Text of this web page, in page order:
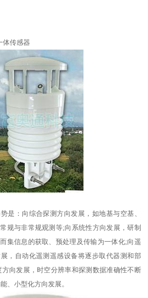
体传感器
是：向综合探测方向发展，如地基与空基、
规与非常规观测等;向系统性方向发展，研制
集信息的获取、预处理及传输为一体化;向遥
，自动化遥测遥感设备将逐步取代器测和部
向发展，时空分辨率和探测数据准确性不断
、小型化方向发展。